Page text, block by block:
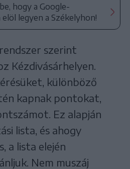
hogy a Google-
legyen a Székelyhon!
szerint
Kézdivásárhelyen.
különböző
kapnak pontokat,
Ez alapján
lista, és ahogy
a lista elején
Nem muszáj